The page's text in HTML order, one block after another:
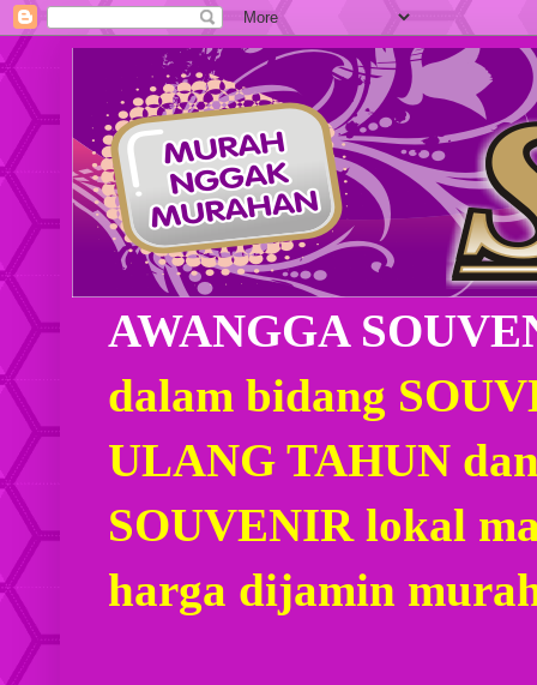
AWANGGA
dalam bidang
ULANG TAHUN
SOUVENIR lokal
harga dijamin